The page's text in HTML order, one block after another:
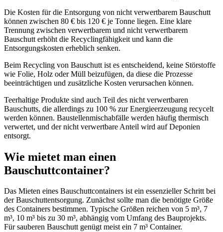
Die Kosten für die Entsorgung von nicht verwertbarem Bauschutt
können zwischen 80 € bis 120 € je Tonne liegen. Eine klare
Trennung zwischen verwertbarem und nicht verwertbarem
Bauschutt erhöht die Recyclingfähigkeit und kann die
Entsorgungskosten erheblich senken.
Beim Recycling von Bauschutt ist es entscheidend, keine Störstoffe
wie Folie, Holz oder Müll beizufügen, da diese die Prozesse
beeinträchtigen und zusätzliche Kosten verursachen können.
Teerhaltige Produkte sind auch Teil des nicht verwertbaren
Bauschutts, die allerdings zu 100 % zur Energieerzeugung recycelt
werden können. Baustellenmischabfälle werden häufig thermisch
verwertet, und der nicht verwertbare Anteil wird auf Deponien
entsorgt.
Wie mietet man einen
Bauschuttcontainer?
Das Mieten eines Bauschuttcontainers ist ein essenzieller Schritt bei
der Bauschuttentsorgung. Zunächst sollte man die benötigte Größe
des Containers bestimmen. Typische Größen reichen von 5 m³, 7
m³, 10 m³ bis zu 30 m³, abhängig vom Umfang des Bauprojekts.
Für sauberen Bauschutt genügt meist ein 7 m³ Container.